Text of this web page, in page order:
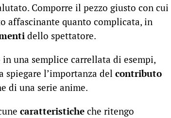
Comporre il pezzo giusto con cui
affascinante quanto complicata, in
dello spettatore.
una semplice carrellata di esempi,
spiegare l’importanza del contributo
di una serie anime.
caratteristiche che ritengo